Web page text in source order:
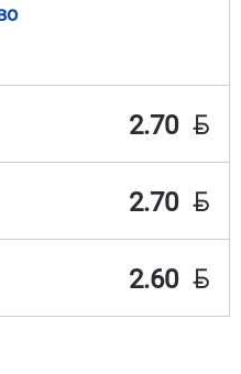
2.70 BYN
2.70 BYN
2.60 BYN